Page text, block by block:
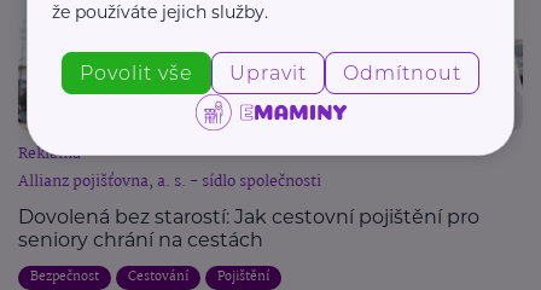
Reklama
Allianz pojišťovna, a. s. - sídlo společnosti
Dovolená bez starostí: Jak cestovní pojištění pro
seniory chrání na cestách
Bezpečnost Cestování Pojištění
že používáte jejich služby.
Povolit vše Upravit Odmítnout